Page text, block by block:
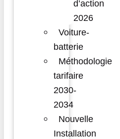
d’action
2026
Voiture-
batterie
Méthodologie
tarifaire
2030-
2034
Nouvelle
Installation